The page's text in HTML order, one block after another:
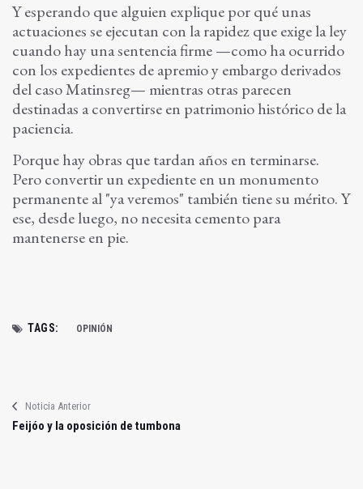
Y esperando que alguien explique por qué unas
actuaciones se ejecutan con la rapidez que exige la ley
cuando hay una sentencia firme —como ha ocurrido
con los expedientes de apremio y embargo derivados
del caso Matinsreg— mientras otras parecen
destinadas a convertirse en patrimonio histórico de la
paciencia.
Porque hay obras que tardan años en terminarse.
Pero convertir un expediente en un monumento
permanente al "ya veremos" también tiene su mérito. Y
ese, desde luego, no necesita cemento para
mantenerse en pie.
TAGS: OPINIÓN
Noticia Anterior
Feijóo y la oposición de tumbona